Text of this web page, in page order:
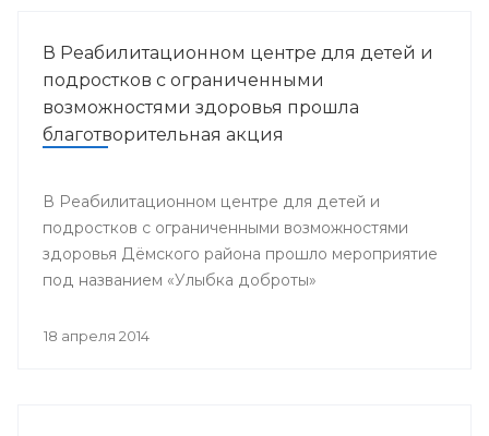
В Реабилитационном центре для детей и
подростков с ограниченными
возможностями здоровья прошла
благотворительная акция
В Реабилитационном центре для детей и
подростков с ограниченными возможностями
здоровья Дёмского района прошло мероприятие
под названием «Улыбка доброты»
18 апреля 2014